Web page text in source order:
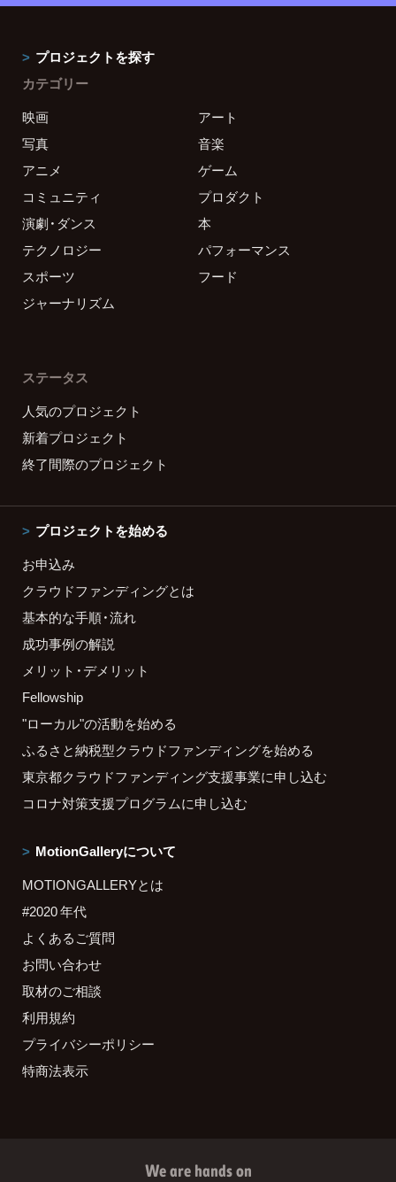
プロジェクトを探す
カテゴリー
映画
アート
写真
音楽
アニメ
ゲーム
コミュニティ
プロダクト
演劇・ダンス
本
テクノロジー
パフォーマンス
スポーツ
フード
ジャーナリズム
ステータス
人気のプロジェクト
新着プロジェクト
終了間際のプロジェクト
プロジェクトを始める
お申込み
クラウドファンディングとは
基本的な手順・流れ
成功事例の解説
メリット・デメリット
Fellowship
"ローカル"の活動を始める
ふるさと納税型クラウドファンディングを始める
東京都クラウドファンディング支援事業に申し込む
コロナ対策支援プログラムに申し込む
MotionGalleryについて
MOTIONGALLERYとは
#2020 年代
よくあるご質問
お問い合わせ
取材のご相談
利用規約
プライバシーポリシー
特商法表示
We are hands on